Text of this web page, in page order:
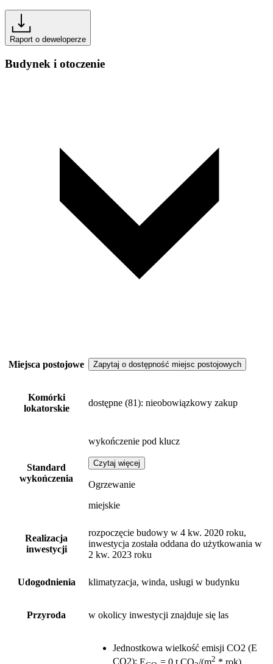
Raport o deweloperze
Budynek i otoczenie
Miejsca postojowe Zapytaj o dostępność miejsc postojowych
Komórki
lokatorskie
dostępne (81): nieobowiązkowy zakup
Standard
wykończenia
wykończenie pod klucz
Czytaj więcej
Ogrzewanie
miejskie
Realizacja
inwestycji
rozpoczęcie budowy w 4 kw. 2020 roku,
inwestycja została oddana do użytkowania w
2 kw. 2023 roku
Udogodnienia klimatyzacja, winda, usługi w budynku
Przyroda w okolicy inwestycji znajduje się las
Jednostkowa wielkość emisji CO2 (E
CO2): E = 0 t CO /(m2 * rok)